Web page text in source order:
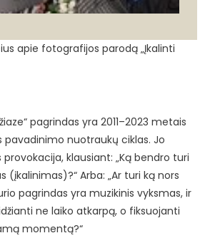
apie fotografijos parodą „Įkalinti
pagrindas yra 2011–2023 metais
nuotraukų ciklas. Jo
klausiant: „Ką bendro turi
(įkalinimas)?“ Arba: „Ar turi ką nors
pagrindas yra muzikinis vyksmas, ir
ne laiko atkarpą, o fiksuojanti
momentą?“